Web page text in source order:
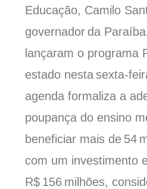
Educação, Camilo
governador da
lançaram o programa
estado nestasexta-
agenda formaliza a
poupança do ensino
beneficiar mais de 54
com um investimento
R$ 156 milhões,